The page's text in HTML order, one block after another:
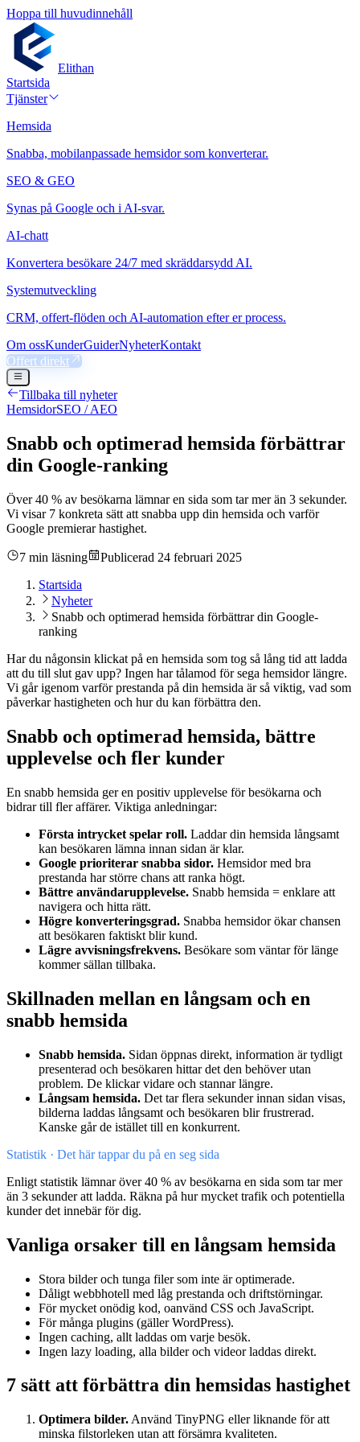
Hoppa till huvudinnehåll
Elithan
Startsida
Tjänster
Hemsida
Snabba, mobilanpassade hemsidor som konverterar.
SEO & GEO
Synas på Google och i AI-svar.
AI-chatt
Konvertera besökare 24/7 med skräddarsydd AI.
Systemutveckling
CRM, offert-flöden och AI-automation efter er process.
Om ossKunderGuiderNyheterKontakt
Offert direkt
Tillbaka till nyheter
HemsidorSEO / AEO
Snabb och optimerad hemsida förbättrar
din Google-ranking
Över 40 % av besökarna lämnar en sida som tar mer än 3 sekunder.
Vi visar 7 konkreta sätt att snabba upp din hemsida och varför
Google premierar hastighet.
7 min läsning Publicerad 24 februari 2025
Startsida
Nyheter
Snabb och optimerad hemsida förbättrar din Google-
ranking
Har du någonsin klickat på en hemsida som tog så lång tid att ladda
att du till slut gav upp? Ingen har tålamod för sega hemsidor längre.
Vi går igenom varför prestanda på din hemsida är så viktig, vad som
påverkar hastigheten och hur du kan förbättra den.
Snabb och optimerad hemsida, bättre
upplevelse och fler kunder
En snabb hemsida ger en positiv upplevelse för besökarna och
bidrar till fler affärer. Viktiga anledningar:
Första intrycket spelar roll. Laddar din hemsida långsamt
kan besökaren lämna innan sidan är klar.
Google prioriterar snabba sidor. Hemsidor med bra
prestanda har större chans att ranka högt.
Bättre användarupplevelse. Snabb hemsida = enklare att
navigera och hitta rätt.
Högre konverteringsgrad. Snabba hemsidor ökar chansen
att besökaren faktiskt blir kund.
Lägre avvisningsfrekvens. Besökare som väntar för länge
kommer sällan tillbaka.
Skillnaden mellan en långsam och en
snabb hemsida
Snabb hemsida. Sidan öppnas direkt, information är tydligt
presenterad och besökaren hittar det den behöver utan
problem. De klickar vidare och stannar längre.
Långsam hemsida. Det tar flera sekunder innan sidan visas,
bilderna laddas långsamt och besökaren blir frustrerad.
Kanske går de istället till en konkurrent.
Statistik · Det här tappar du på en seg sida
Enligt statistik lämnar över 40 % av besökarna en sida som tar mer
än 3 sekunder att ladda. Räkna på hur mycket trafik och potentiella
kunder det innebär för dig.
Vanliga orsaker till en långsam hemsida
Stora bilder och tunga filer som inte är optimerade.
Dåligt webbhotell med låg prestanda och driftstörningar.
För mycket onödig kod, oanvänd CSS och JavaScript.
För många plugins (gäller WordPress).
Ingen caching, allt laddas om varje besök.
Ingen lazy loading, alla bilder och videor laddas direkt.
7 sätt att förbättra din hemsidas hastighet
Optimera bilder. Använd TinyPNG eller liknande för att
minska filstorleken utan att försämra kvaliteten.